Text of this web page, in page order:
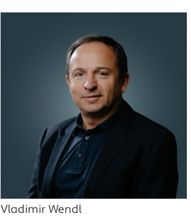
Vladimir Wendl